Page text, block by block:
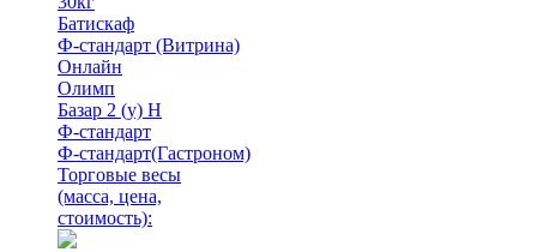
Батискаф
Ф-стандарт (Витрина)
Онлайн
Олимп
Базар 2 (у) Н
Ф-стандарт
Ф-стандарт(Гастроном)
Торговые весы
(масса, цена,
стоимость):